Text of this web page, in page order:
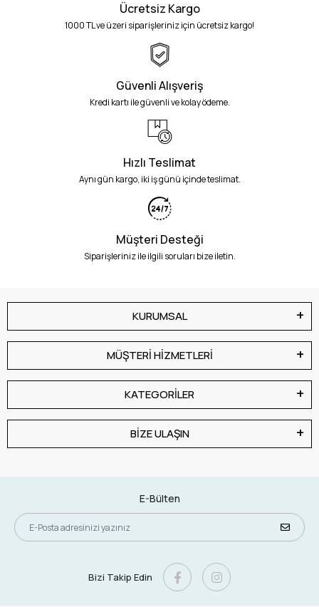
Ücretsiz Kargo
1000 TL ve üzeri siparişleriniz için ücretsiz kargo!
Güvenli Alışveriş
Kredi kartı ile güvenli ve kolay ödeme.
Hızlı Teslimat
Aynı gün kargo, iki iş günü içinde teslimat.
Müşteri Desteği
Siparişleriniz ile ilgili soruları bize iletin.
KURUMSAL
MÜŞTERİ HİZMETLERİ
KATEGORİLER
BİZE ULAŞIN
E-Bülten
Bizi Takip Edin